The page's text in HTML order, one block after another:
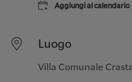
Aggiungi al calendario
Luogo
Villa Comunale